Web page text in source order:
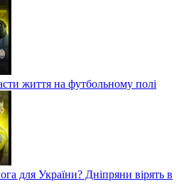
життя на футбольному полі
для України? Дніпряни вірять в